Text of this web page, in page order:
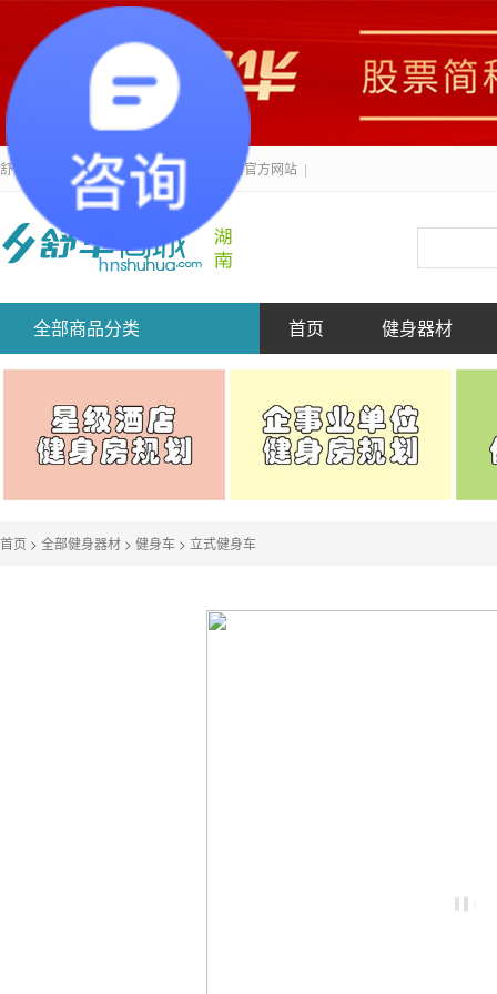
舒华健身器材-湖南舒力健身产业有限公司官方网站
全部商品分类 首页 健身器材
首页 > 全部健身器材 > 健身车 > 立式健身车